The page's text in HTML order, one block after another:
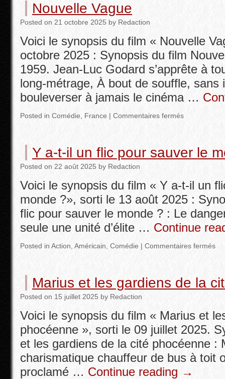
Nouvelle Vague
Posted on 21 octobre 2025 by Redaction
Voici le synopsis du film « Nouvelle
octobre 2025 : Synopsis du film
1959. Jean-Luc Godard s’apprête à
long-métrage, À bout de souffle, sans
bouleverser à jamais le cinéma …
Posted in Comédie France | Commentaires fermés
Y a-t-il un flic pour sauver le
Posted on 22 août 2025 by Redaction
Voici le synopsis du film « Y a-t-il un
monde ?», sorti le 13 août 2025 :
flic pour sauver le monde ? : Le
seule une unité d’élite … Continue
Posted in Action Américain Comédie | Commentaires fermés
Marius et les gardiens de la
Posted on 15 juillet 2025 by Redaction
Voici le synopsis du film « Marius et
phocéenne », sorti le 09 juillet 2025.
et les gardiens de la cité phocéenne :
charismatique chauffeur de bus à toit
proclamé … Continue reading →